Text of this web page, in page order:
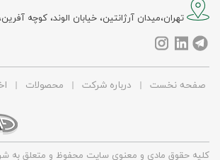
تهران،میدان آرژانتین، خیابان الوند، کوچه آفرین،
صفحه نخست | درباره شرکت | محصولات |
کلیه حقوق مادی و معنوی سایت محفوظ و متعلق